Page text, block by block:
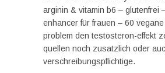
arginin & vitamin b6 – glutenfrei
enhancer für frauen – 60
problem den testosteron-effekt
quellen noch zusatzlich oder
verschreibungspflichtige.